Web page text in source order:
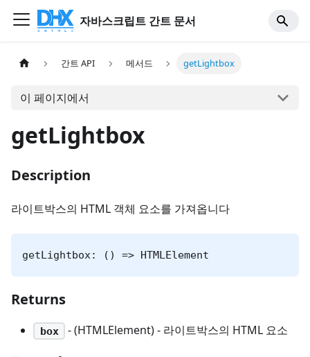
자바스크립트 간트 문서
간트 API 메서드 getLightbox
이 페이지에서
getLightbox
Description
라이트박스의 HTML 객체 요소를 가져옵니다
getLightbox: () => HTMLElement
Returns
box - (HTMLElement) - 라이트박스의 HTML 요소